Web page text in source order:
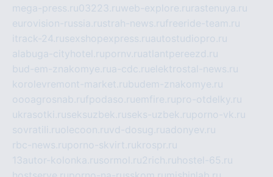
mega-press.ru03223.ruweb-explore.ru rastenuya.ru
eurovision-russia.rustrah-news.rufreeride-team.ru
itrack-24.rusexshopexpress.ruautostudiopro.ru
alabuga-cityhotel.rupornv.ruatlantpereezd.ru
bud-em-znakomye.rua-cdc.ruelektrostal-news.ru
korolevremont-market.rubudem-znakomye.ru
oooagrosnab.rufpodaso.ruemfire.rupro-otdelky.ru
ukrasotki.ruseksuzbek.ruseks-uzbek.ruporno-vk.ru
sovratili.ruolecoon.ruvd-dosug.ruadonyev.ru
rbc-news.ruporno-skvirt.rukrospr.ru
13autor-kolonka.rusormol.ru2rich.ru hostel-65.ru